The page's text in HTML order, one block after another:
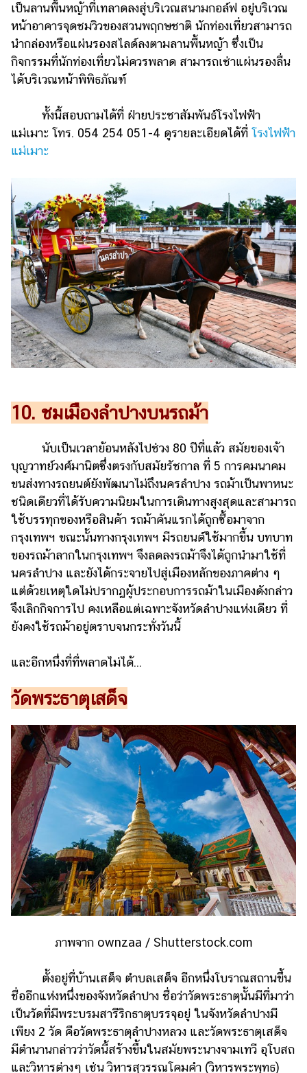
เป็นลานพื้นหญ้าที่เทลาดลงสู่บริเวณสนามกอล์ฟ อยู่บริเวณ
หน้าอาคารจุดชมวิวของสวนพฤกษชาติ นักท่องเที่ยวสามารถ
นำกล่องหรือแผ่นรองสไลด์ลงตามลานพื้นหญ้า ซึ่งเป็น
กิจกรรมที่นักท่องเที่ยวไม่ควรพลาด สามารถเช่าแผ่นรองลื่น
ได้บริเวณหน้าพิพิธภัณฑ์
ทั้งนี้สอบถามได้ที่ ฝ่ายประชาสัมพันธ์โรงไฟฟ้า
แม่เมาะ โทร. 054 254 051-4 ดูรายละเอียดได้ที่ โรงไฟฟ้า
แม่เมาะ
10. ชมเมืองลำปางบนรถม้า
นับเป็นเวลาย้อนหลังไปช่วง 80 ปีที่แล้ว สมัยของเจ้า
บุญวาทย์วงศ์มานิตซึ่งตรงกับสมัยรัชกาล ที่ 5 การคมนาคม
ขนส่งทางรถยนต์ยังพัฒนาไม่ถึงนครลำปาง รถม้าเป็นพาหนะ
ชนิดเดียวที่ได้รับความนิยมในการเดินทางสูงสุดและสามารถ
ใช้บรรทุกของหรือสินค้า รถม้าคันแรกได้ถูกซื้อมาจาก
กรุงเทพฯ ขณะนั้นทางกรุงเทพฯ มีรถยนต์ใช้มากขึ้น บทบาท
ของรถม้าลากในกรุงเทพฯ จึงลดลงรถม้าจึงได้ถูกนำมาใช้ที่
นครลำปาง และยังได้กระจายไปสู่เมืองหลักของภาคต่าง ๆ
แต่ด้วยเหตุใดไม่ปรากฏผู้ประกอบการรถม้าในเมืองดังกล่าว
จึงเลิกกิจการไป คงเหลือแต่เฉพาะจังหวัดลำปางแห่งเดียว ที่
ยังคงใช้รถม้าอยู่ตราบจนกระทั่งวันนี้
และอีกหนึ่งที่ที่พลาดไม่ได้...
วัดพระธาตุเสด็จ
ภาพจาก ownzaa / Shutterstock.com
ตั้งอยู่ที่บ้านเสด็จ ตำบลเสด็จ อีกหนึ่งโบราณสถานขึ้น
ชื่ออีกแห่งหนึ่งของจังหวัดลำปาง ชื่อว่าวัดพระธาตุนั้นมีที่มาว่า
เป็นวัดที่มีพระบรมสารีริกธาตุบรรจุอยู่ ในจังหวัดลำปางมี
เพียง 2 วัด คือวัดพระธาตุลำปางหลวง และวัดพระธาตุเสด็จ
มีตำนานกล่าวว่าวัดนี้สร้างขึ้นในสมัยพระนางจามเทวี อุโบสถ
และวิหารต่างๆ เช่น วิหารสุวรรณโคมคำ (วิหารพระพุทธ)